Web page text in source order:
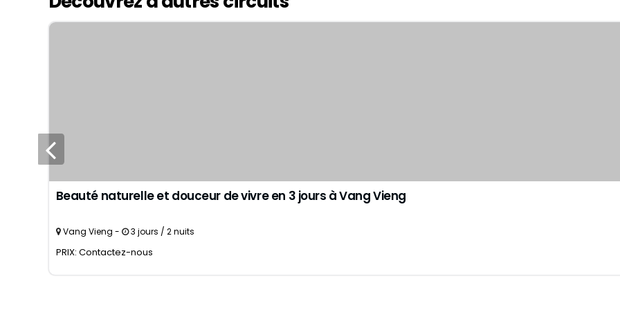
Beauté naturelle et douceur de vivre en 3 jours à Vang Vieng
Vang Vieng - 3 jours / 2 nuits
PRIX: Contactez-nous